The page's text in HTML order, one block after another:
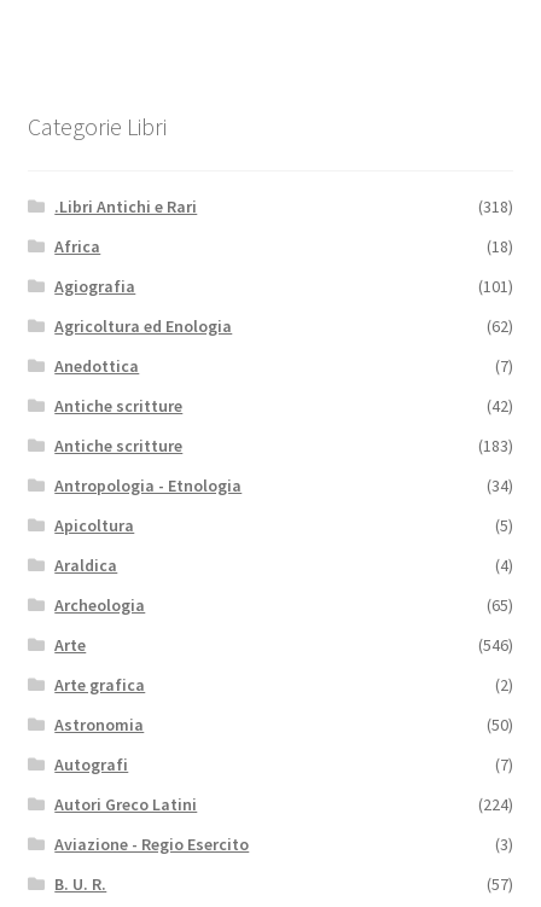
Categorie Libri
.Libri Antichi e Rari
(318)
Africa
(18)
Agiografia
(101)
Agricoltura ed Enologia
(62)
Anedottica
(7)
Antiche scritture
(42)
Antiche scritture
(183)
Antropologia - Etnologia
(34)
Apicoltura
(5)
Araldica
(4)
Archeologia
(65)
Arte
(546)
Arte grafica
(2)
Astronomia
(50)
Autografi
(7)
Autori Greco Latini
(224)
Aviazione - Regio Esercito
(3)
B. U. R.
(57)